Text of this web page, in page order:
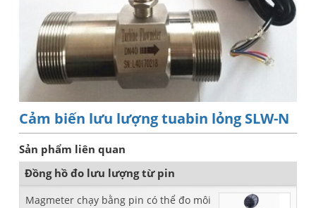
Cảm biến lưu lượng tuabin lỏng SLW-N
Sản phẩm liên quan
Đồng hồ đo lưu lượng từ pin
Magmeter chạy bằng pin có thể đo môi